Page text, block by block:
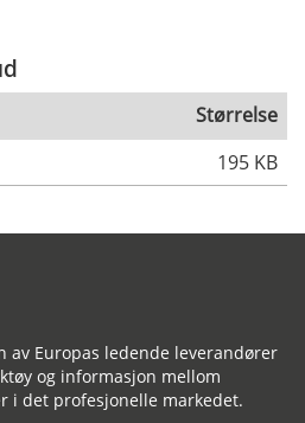
Størrelse
195 KB
av Europas ledende leverandører
og informasjon mellom
i det profesjonelle markedet.